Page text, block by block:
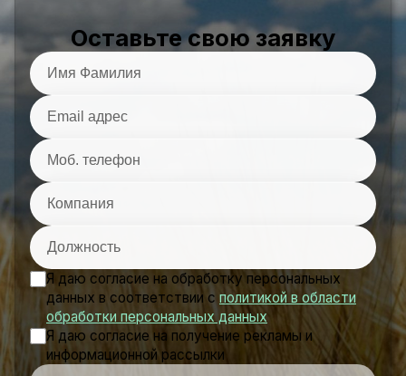
Оставьте свою заявку
Я даю согласие на обработку персональных
данных в соответствии с политикой в области
обработки персональных данных
Я даю согласие на получение рекламы и
информационной рассылки